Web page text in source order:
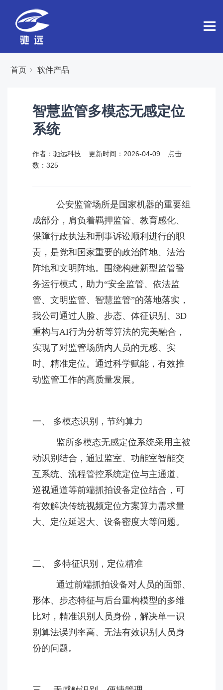
首页 软件产品
智慧监管多模态无感定位
系统
作者：驰远科技 更新时间：2026-04-09
点击
数： 325
公安监管场所是国家机器的重要组
成部分，肩负着羁押监管、教育感化、
保障行政执法和刑事诉讼顺利进行的职
责，是党和国家重要的政治阵地、法治
阵地和文明阵地。围绕构建新型监管警
务运行模式，助力“安全监管、依法监
管、文明监管、智慧监管”的落地落实，
我公司通过人脸、步态、体征识别、3D
重构与AI行为分析等算法的完美融合，
实现了对监管场所内人员的无感、实
时、精准定位。通过科学赋能，有效推
动监管工作的高质量发展。
一、 多模态识别，节约算力
监所多模态无感定位系统采用主被
动识别结合，通过监室、功能室智能交
互系统、流程管控系统定位与主通道、
巡视通道等前端抓拍设备定位结合，可
有效解决传统视频定位方案算力需求量
大、定位延迟大、设备密度大等问题。
二、 多特征识别，定位精准
通过前端抓拍设备对人员的面部、
形体、步态特征与后台重构模型的多维
比对，精准识别人员身份，解决单一识
别算法误判率高、无法有效识别人员身
份的问题。